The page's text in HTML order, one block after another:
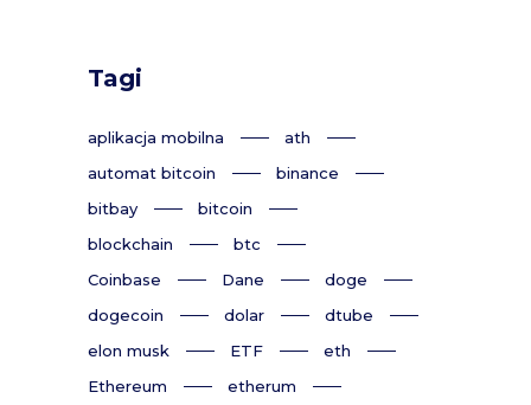
Tagi
aplikacja mobilna
ath
automat bitcoin
binance
bitbay
bitcoin
blockchain
btc
Coinbase
Dane
doge
dogecoin
dolar
dtube
elon musk
ETF
eth
Ethereum
etherum